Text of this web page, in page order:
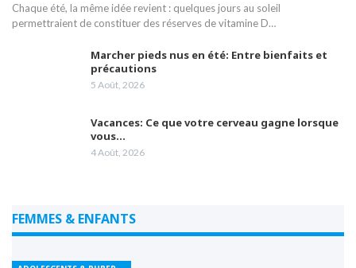
Chaque été, la même idée revient : quelques jours au soleil
permettraient de constituer des réserves de vitamine D…
Marcher pieds nus en été: Entre bienfaits et
précautions
5 Août, 2026
Vacances: Ce que votre cerveau gagne lorsque
vous…
4 Août, 2026
FEMMES & ENFANTS